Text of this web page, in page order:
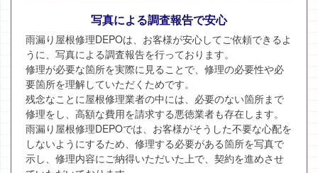
写真による調査報告で安心
雨漏り屋根修理DEPOは、お客様が安心してご依頼できるよ
うに、写真による調査報告を行っております。
修理が必要な箇所を実際に見ることで、修理の必要性や必
要箇所を理解していただくためです。
残念なことに屋根修理業者の中には、必要のない箇所まで
修理をし、高額な費用を請求する悪徳業者も存在します。
雨漏り屋根修理DEPOでは、お客様がそうした不要な心配を
しないようにするため、修理する必要がある箇所を写真で
示し、修理内容にご納得いただいた上で、契約を進めさせ